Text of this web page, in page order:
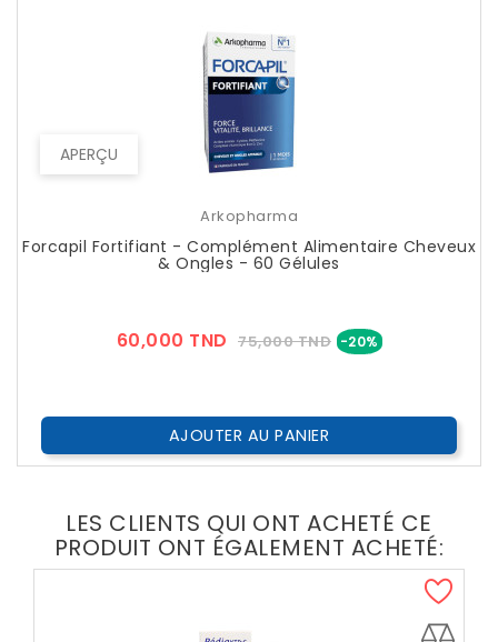
APERÇU
Arkopharma
Forcapil Fortifiant - Complément Alimentaire Cheveux
& Ongles - 60 Gélules
60,000 TND Prix
75,000 TND -20% Prix
AJOUTER AU PANIER
LES CLIENTS QUI ONT ACHETÉ CE
PRODUIT ONT ÉGALEMENT ACHETÉ: